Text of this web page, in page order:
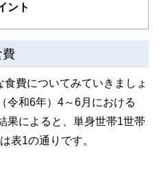
リスト、キャリアコンサルタントな
税金、相続、保険、ローンなどの話
いる点です。
筆体制を築くことで、内容のわかり
、読み応えのあるコンテンツと確か
ます。
い生活のアイデアを提供するお金の
ます。
ント
費
費についてみていきましょ
令和6年）4～6月における
果によると、単身世帯1世帯
表1の通りです。